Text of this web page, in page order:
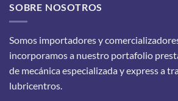
SOBRE NOSOTROS
Somos importadores y
incorporamos a nuestro portafolio
de mecánica especializada y express a
lubricentros.